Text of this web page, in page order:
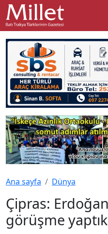
Ana sayfa Dünya
Çipras:
görüşme yaptık